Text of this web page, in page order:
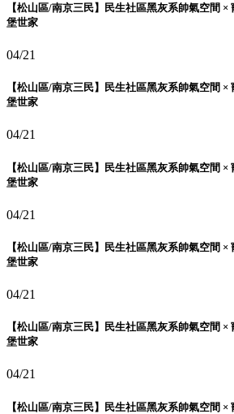
【松山區/南京三民】民生社區黑灰系帥氣空間
堡世家
04/21
【松山區/南京三民】民生社區黑灰系帥氣空間
堡世家
04/21
【松山區/南京三民】民生社區黑灰系帥氣空間
堡世家
04/21
【松山區/南京三民】民生社區黑灰系帥氣空間
堡世家
04/21
【松山區/南京三民】民生社區黑灰系帥氣空間
堡世家
04/21
【松山區/南京三民】民生社區黑灰系帥氣空間